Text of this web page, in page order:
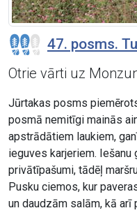
47. posms.
Otrie vārti uz
Jūrtakas posms
posmā nemitīgi mainās
apstrādātiem laukiem,
ieguves karjeriem.
privātīpašumi, tādēļ
Pusku ciemos, kur
un daudzām salām, kā arī